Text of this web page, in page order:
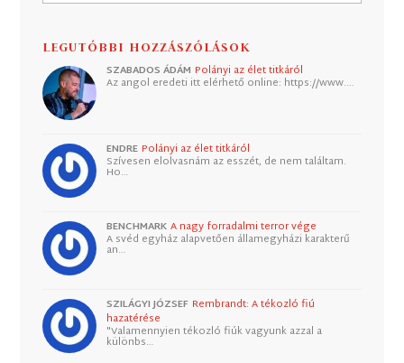
LEGUTÓBBI HOZZÁSZÓLÁSOK
SZABADOS ÁDÁM Polányi az élet titkáról
Az angol eredeti itt elérhető online: https://www.…
ENDRE Polányi az élet titkáról
Szívesen elolvasnám az esszét, de nem találtam.
Ho…
BENCHMARK A nagy forradalmi terror vége
A svéd egyház alapvetően államegyházi karakterű
an…
SZILÁGYI JÓZSEF Rembrandt: A tékozló fiú
hazatérése
"Valamennyien tékozló fiúk vagyunk azzal a
különbs…